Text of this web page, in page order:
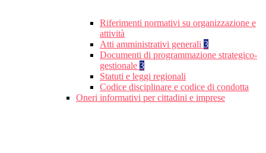
Riferimenti normativi su organizzazione e
attività
Atti amministrativi generali 3
Documenti di programmazione strategico-
gestionale 3
Statuti e leggi regionali
Codice disciplinare e codice di condotta
Oneri informativi per cittadini e imprese